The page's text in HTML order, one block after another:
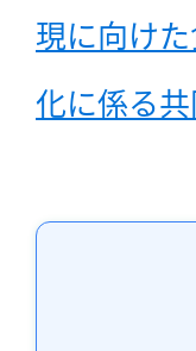
現に向け
化に係る